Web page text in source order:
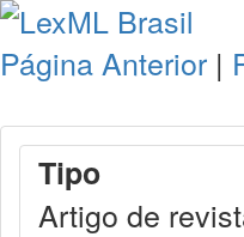
Página Anterior |
Tipo
Artigo de